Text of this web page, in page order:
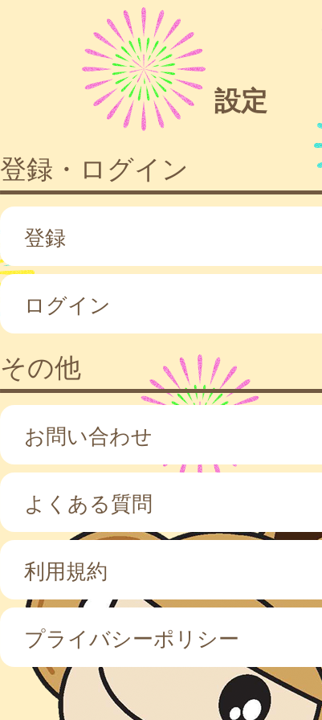
設定
登録・ログイン
登録
ログイン
その他
お問い合わせ
よくある質問
利用規約
プライバシーポリシー